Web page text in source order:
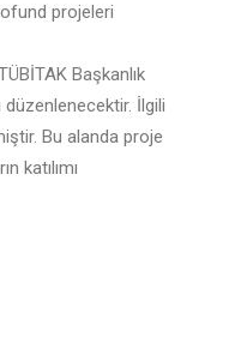
projeleri
Başkanlık
düzenlenecektir. İlgili
Bu alanda proje
katılımı